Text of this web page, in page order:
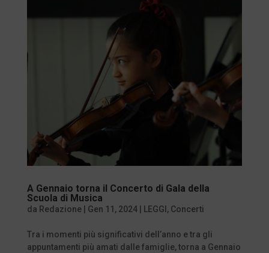
A Gennaio torna il Concerto di Gala della
Scuola di Musica
da Redazione| Gen 11, 2024| LEGGI , Concerti
Tra i momenti più significativi dell’anno e tra gli
appuntamenti più amati dalle famiglie, torna a Gennaio